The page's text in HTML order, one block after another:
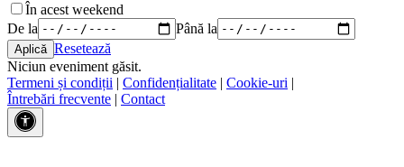
În acest weekend
De la
Până la
Resetează
Niciun eveniment găsit.
Termeni și condiții | Confidențialitate | Cookie-uri |
Întrebări frecvente | Contact